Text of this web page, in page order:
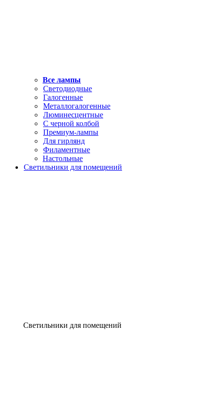
Все лампы
Светодиодные
Галогенные
Металлогалогенные
Люминесцентные
С черной колбой
Премиум-лампы
Для гирлянд
Филаментные
Настольные
Светильники для помещений
Светильники для помещений